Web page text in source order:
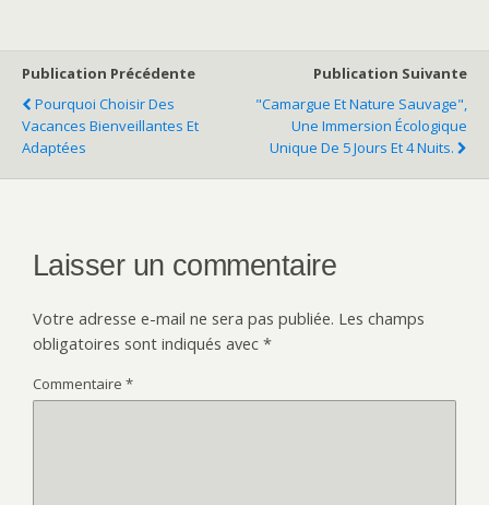
Publication Précédente
Pourquoi Choisir Des
Vacances Bienveillantes Et
Adaptées
Publication Suivante
"Camargue Et Nature Sauvage",
Une Immersion Écologique
Unique De 5 Jours Et 4 Nuits.
Laisser un commentaire
Votre adresse e-mail ne sera pas publiée. Les champs
obligatoires sont indiqués avec *
Commentaire *